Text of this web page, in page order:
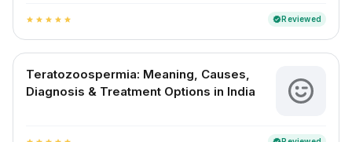
star star star star star verifiedReviewed
Teratozoospermia: Meaning, Causes,
Diagnosis & Treatment Options in India